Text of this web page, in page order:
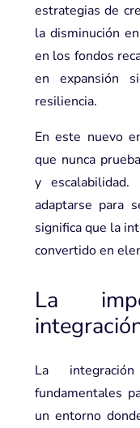
estrategias de
la disminución
en los fondos
en expansión
resiliencia.
En este nuevo
que nunca
y
adaptarse para
significa que la
convertido en
La
La
fundamentales
un entorno